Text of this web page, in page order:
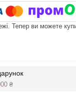
Тепер ви можете
₴